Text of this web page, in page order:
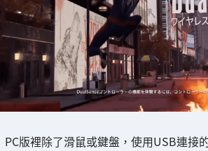
PC版裡除了滑鼠或鍵盤，使用USB連接